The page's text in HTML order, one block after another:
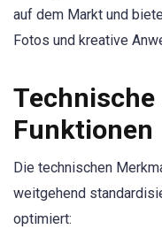
auf dem Markt und
Fotos und kreative
Funktionen
Die technischen
weitgehend
optimiert: